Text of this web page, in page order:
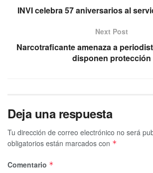
INVI celebra 57 aniversarios al
Next Post
Narcotraficante amenaza a
disponen protección
Deja una respuesta
Tu dirección de correo electrónico no será
obligatorios están marcados con *
Comentario *